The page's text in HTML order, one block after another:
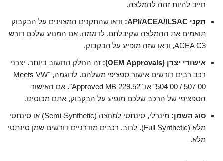
חייב להיות זהה להמלצה.
תקני API/ACEA/ILSAC:
ודאו שהתקנים המצוינים על הבקבוק
תואמים את ההמלצה שקיבלתם. לדוגמה, אם המנוע שלכם דורש
ACEA C3, ודאו שזה מופיע על הבקבוק.
אישורי יצרן (OEM Approvals):
זה החלק החשוב ביותר. יצרני
רכב רבים דורשים אישור ספציפי משלהם. לדוגמה, "Meets VW
504 00 / 507 00" או "Approved MB 229.52". אם האישור
הספציפי של הרכב שלכם מופיע על הבקבוק, אתם מכוסים.
סוג השמן:
מינרלי, סינתטי למחצה (Semi-Synthetic) או סינתטי
מלא (Full Synthetic). לרוב, רכבים מודרניים דורשים שמן סינתטי
מלא.